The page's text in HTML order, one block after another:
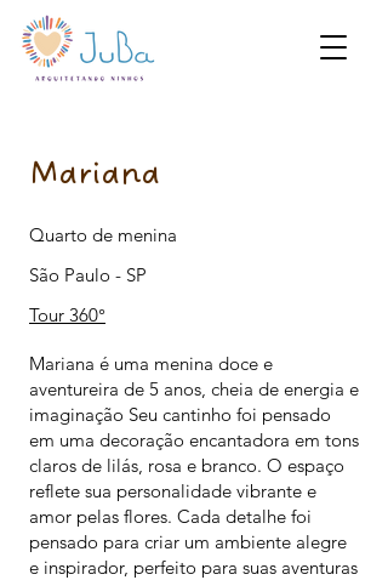
Mariana
Quarto de menina
São Paulo - SP
Tour 360°
Mariana é uma menina doce e
aventureira de 5 anos, cheia de energia e
imaginação Seu cantinho foi pensado
em uma decoração encantadora em tons
claros de lilás, rosa e branco. O espaço
reflete sua personalidade vibrante e
amor pelas flores. Cada detalhe foi
pensado para criar um ambiente alegre
e inspirador, perfeito para suas aventuras